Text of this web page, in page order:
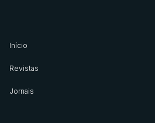
Início
Revistas
Jornais